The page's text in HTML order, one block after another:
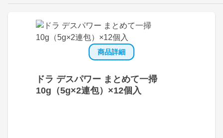
取扱店検索はこちら
商品詳細
ドラ デスパワー まとめて一掃
10g（5g×2連包）×12個入